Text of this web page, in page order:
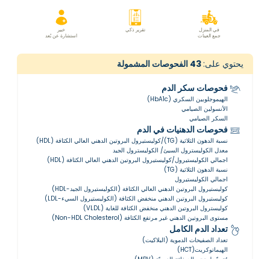
في المنزل
جمع العينات
تقرير ذكي
خبير
استشارة عن بُعد
يحتوي على:43 الفحوصات المشمولة
فحوصات سكر الدم
الهيموجلوبين السكري (HbA1c)
الأنسولين الصيامي
السكر الصيامي
فحوصات الدهنيات في الدم
نسبة الدهون الثلاثية (TG)/كوليستيرول البروتين الدهني العالي الكثافة (HDL)
معدل الكوليسترول السيئ/ الكوليسترول الجيد
اجمالي الكوليستيرول/كوليستيرول البروتين الدهني العالي الكثافة (HDL)
نسبة الدهون الثلاثية (TG)
اجمالي الكوليستيرول
كوليستيرول البروتين الدهني العالي الكثافة (الكوليستيرول الجيد-HDL)
كوليستيرول البروتين الدهني منخفض الكثافة (الكوليستيرول السيء-LDL)
كوليسترول البروتين الدهني منخفض الكثافة للغاية (VLDL)
مستوى البروتين الدهني غير مرتفع الكثافة (Non-HDL Cholesterol)
تعداد الدم الكامل
تعداد الصفيحات الدموية (البلاكيت)
الهيماتوكريت(HCT)